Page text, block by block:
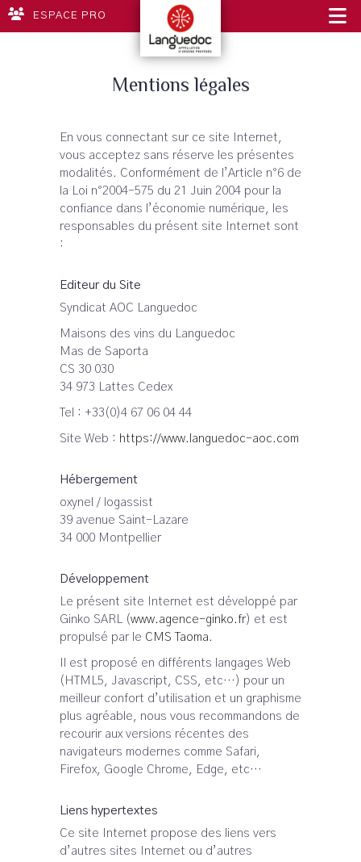
ESPACE PRO
Mentions légales
En vous connectant sur ce site Internet,
vous acceptez sans réserve les présentes
modalités. Conformément de l’Article n°6 de
la Loi n°2004-575 du 21 Juin 2004 pour la
confiance dans l’économie numérique, les
responsables du présent site Internet sont
:
Editeur du Site
Syndicat AOC Languedoc
Maisons des vins du Languedoc
Mas de Saporta
CS 30 030
34 973 Lattes Cedex
Tel : +33(0)4 67 06 04 44
Site Web : https://www.languedoc-aoc.com
Hébergement
oxynel / logassist
39 avenue Saint-Lazare
34 000 Montpellier
Développement
Le présent site Internet est développé par
Ginko SARL (www.agence-ginko.fr) et est
propulsé par le CMS Taoma.
Il est proposé en différents langages Web
(HTML5, Javascript, CSS, etc…) pour un
meilleur confort d’utilisation et un graphisme
plus agréable, nous vous recommandons de
recourir aux versions récentes des
navigateurs modernes comme Safari,
Firefox, Google Chrome, Edge, etc…
Liens hypertextes
Ce site Internet propose des liens vers
d’autres sites Internet ou d’autres